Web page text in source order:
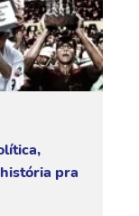
pra